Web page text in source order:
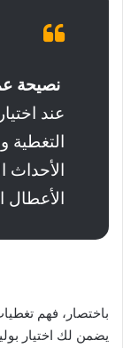
نصيحة
عند
التغطية
الأحداث
الأعطال
باختصار، فهم
يضمن لك اختيار